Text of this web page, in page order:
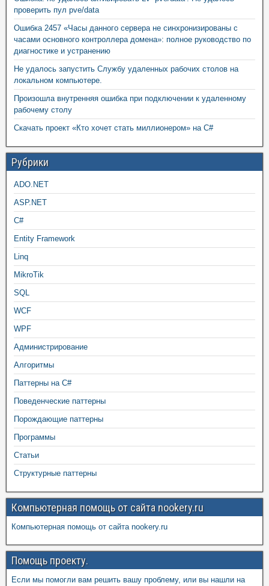
проверить пул pve/data
Ошибка 2457 «Часы данного сервера не синхронизированы с
часами основного контроллера домена»: полное руководство по
диагностике и устранению
Не удалось запустить Службу удаленных рабочих столов на
локальном компьютере.
Произошла внутренняя ошибка при подключении к удаленному
рабочему столу
Скачать проект «Кто хочет стать миллионером» на C#
Рубрики
ADO.NET
ASP.NET
C#
Entity Framework
Linq
MikroTik
SQL
WCF
WPF
Администрирование
Алгоритмы
Паттерны на C#
Поведенческие паттерны
Порождающие паттерны
Программы
Статьи
Структурные паттерны
Компьютерная помощь от сайта nookery.ru
Компьютерная помощь от сайта nookery.ru
Помощь проекту.
Если мы помогли вам решить вашу проблему, или вы нашли на